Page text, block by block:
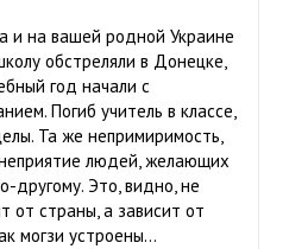
и на вашей родной Украине
обстреляли в Донецке,
год начали с
Погиб учитель в классе,
Та же непримиримость,
людей, желающих
другому. Это, видно, не
от страны, а зависит от
могзи устроены…